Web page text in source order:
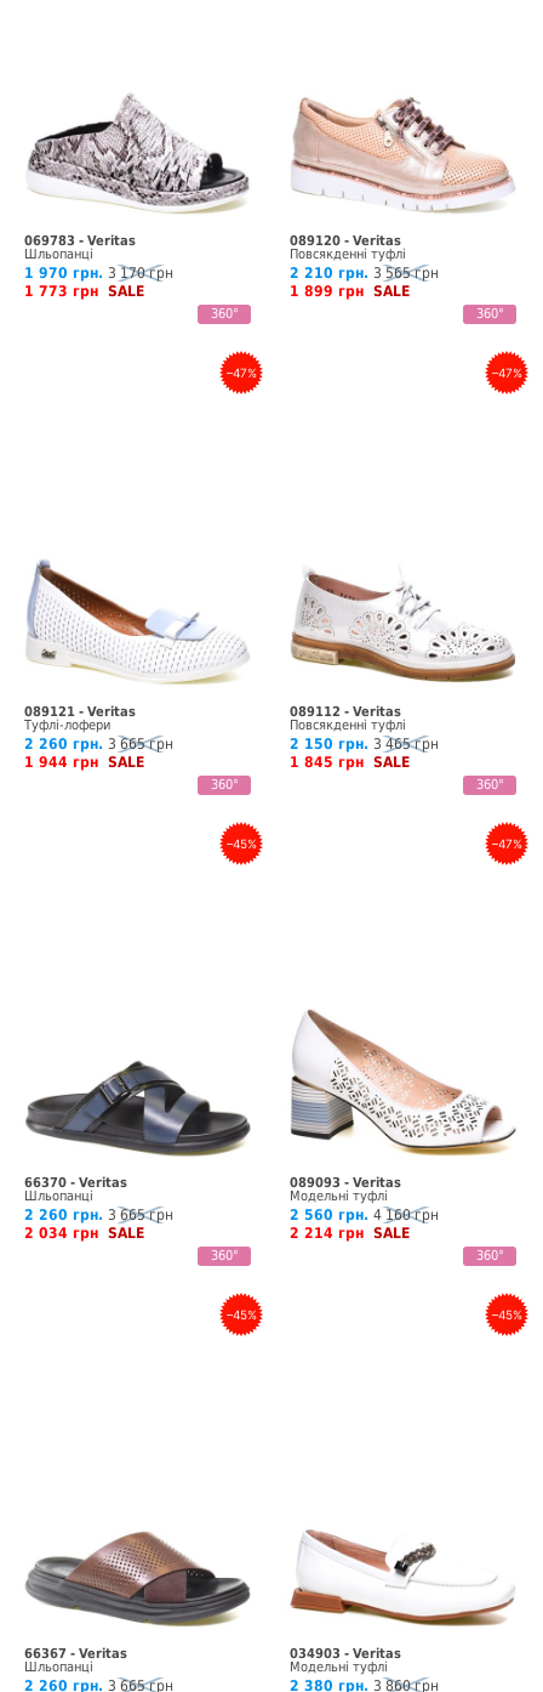
069783 - Veritas
Шльопанці
1 970 грн. 3 170 грн
1 773 грн SALE
360°
089120 - Veritas
Повсякденні туфлі
2 210 грн. 3 565 грн
1 899 грн SALE
360°
–47%
089121 - Veritas
Туфлі-лофери
2 260 грн. 3 665 грн
1 944 грн SALE
360°
–47%
089112 - Veritas
Повсякденні туфлі
2 150 грн. 3 465 грн
1 845 грн SALE
360°
–45%
66370 - Veritas
Шльопанці
2 260 грн. 3 665 грн
2 034 грн SALE
360°
–47%
089093 - Veritas
Модельні туфлі
2 560 грн. 4 160 грн
2 214 грн SALE
360°
–45%
66367 - Veritas
Шльопанці
2 260 грн. 3 665 грн
–45%
034903 - Veritas
Модельні туфлі
2 380 грн. 3 860 грн